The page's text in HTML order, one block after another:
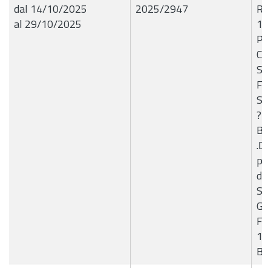
dal 14/10/2025
al 29/10/2025
2025/2947
?